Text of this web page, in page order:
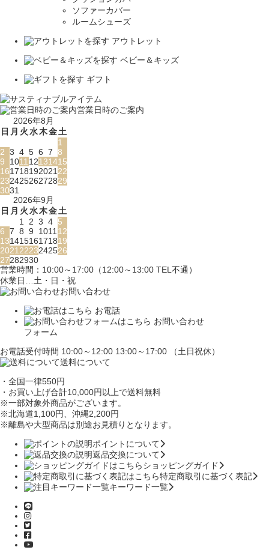
ソファーカバー
ルームシューズ
アウトレット
ベビー＆キッズ
ギフト
営業日時のご案内
2026年8月
日 月 火水木金土
1
2 3 4 5 6 7 8
9
1011 12131415
161718192021 22
23242526272829
3031
2026年9月
日 月 火水木金土
1
2 3 4 5
6 7 8 9 1011 12
13141516171819
2021 2223242526
27282930
営業時間：10:00～17:00（12:00～13:00 TEL不通）
休業日…土・日・祝
お問い合わせ
お電話
お問い合わせ
フォーム
お電話受付時間 10:00～12:00 13:00～17:00 （土日祝休）
送料について
・全国一律550円
・お買い上げ合計10,000円以上で送料無料
※一部対象外商品がございます。
※北海道1,100円 、沖縄2,200円
※離島や大型商品は別途お見積りとなります。
ポイントについて
返品交換について
ショッピングガイド
特定商取引に基づく表記
キーワード一覧